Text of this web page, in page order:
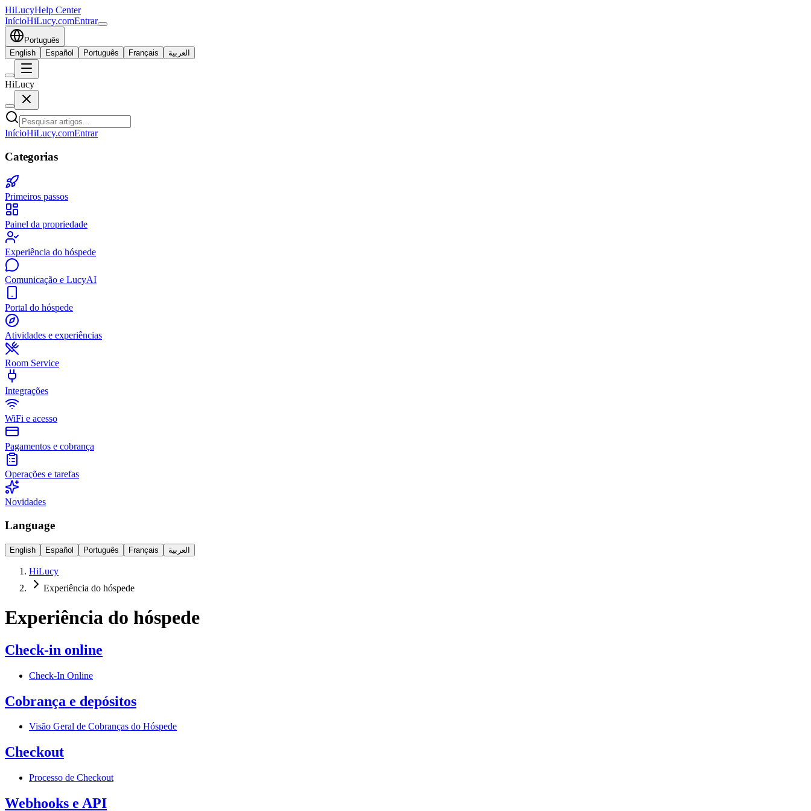
HiLucyHelp Center
InícioHiLucy.comEntrar
Português
English
Español Português Français العربية
HiLucy
InícioHiLucy.comEntrar
Categorias
Primeiros passos
Painel da propriedade
Experiência do hóspede
Comunicação e LucyAI
Portal do hóspede
Atividades e experiências
Room Service
Integrações
WiFi e acesso
Pagamentos e cobrança
Operações e tarefas
Novidades
Language
English Español Português Français العربية
HiLucy
Experiência do hóspede
Experiência do hóspede
Check-in online
Check-In Online
Cobrança e depósitos
Visão Geral de Cobranças do Hóspede
Checkout
Processo de Checkout
Webhooks e API